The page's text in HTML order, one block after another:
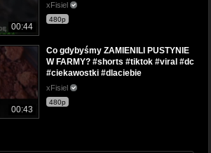
00:44
xFisiel
480p
00:43
Co gdybyśmy ZAMIENILI PUSTYNIE
W FARMY? #shorts #tiktok #viral #dc
#ciekawostki #dlaciebie
xFisiel
480p